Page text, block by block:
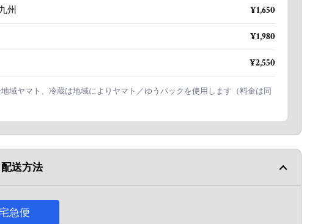
州 ¥1,650
¥1,980
¥2,550
域ヤマト、冷蔵は地域によりヤマト／ゆうパックを使用します（料金は同
送方法
急便